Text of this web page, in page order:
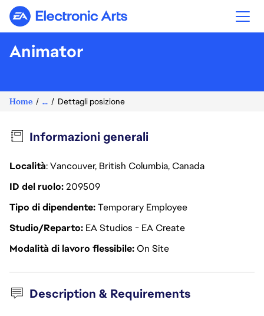
Electronic Arts
Animator
Home ... Dettagli posizione
Informazioni generali
Località: Vancouver, British Columbia, Canada
ID del ruolo209509
Tipo di dipendenteTemporary Employee
Studio/Reparto EA Studios - EA Create
Modalità di lavoro flessibileOn Site
Description & Requirements